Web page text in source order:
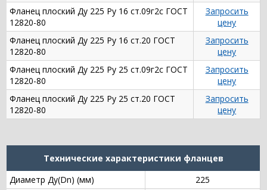
Фланец плоский Ду 225 Ру 16 ст.09г2с ГОСТ
12820-80
Запросить
цену
Фланец плоский Ду 225 Ру 16 ст.20 ГОСТ
12820-80
Запросить
цену
Фланец плоский Ду 225 Ру 25 ст.09г2с ГОСТ
12820-80
Запросить
цену
Фланец плоский Ду 225 Ру 25 ст.20 ГОСТ
12820-80
Запросить
цену
Технические характеристики фланцев
Диаметр Ду(Dn) (мм)
225